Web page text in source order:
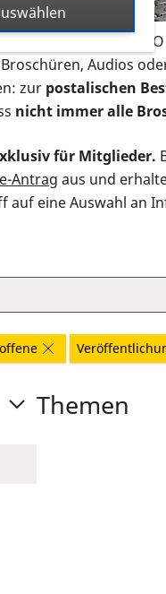
Infomaterial der
Audios
zur postalischen
nicht immer alle
für Mitglieder.
Antrag aus und
auf eine Auswahl an
Themen